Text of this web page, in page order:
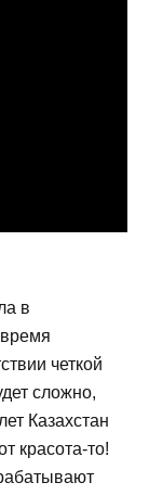
в
четкой
сложно,
Казахстан
красота-то!